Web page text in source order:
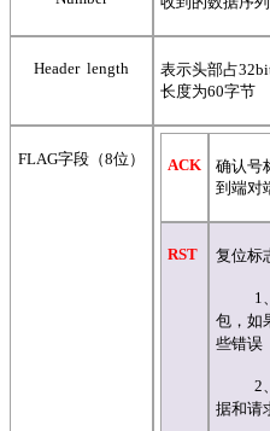
Header length
表示头部占
长度为60字节
FLAG字段（8位） ACK
确认号
到端对
RST 复位标
1
包，如
些错误
2
据和请